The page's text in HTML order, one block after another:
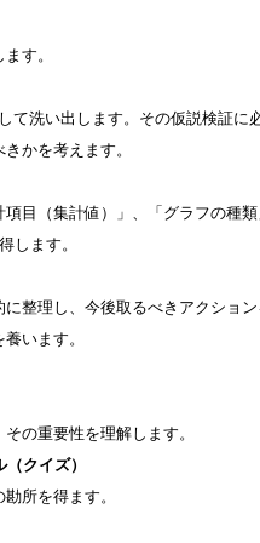
す。
て洗い出します。その仮説検証に
かを考えます。
目（集計値）」、「グラフの種類
します。
整理し、今後取るべきアクション
います。
の重要性を理解します。
クイズ）
所を得ます。